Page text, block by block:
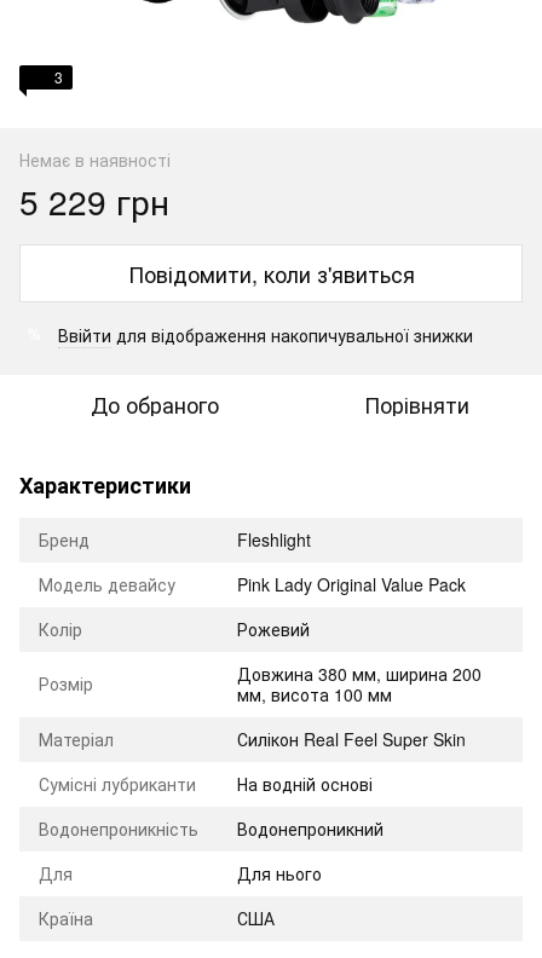
3
Немає в наявності
5 229 грн
Повідомити, коли з'явиться
Ввійти для відображення накопичувальної знижки
До обраного Порівняти
Характеристики
Бренд
Fleshlight
Модель девайсу
Pink Lady Original Value Pack
Колір
Рожевий
Розмір
Довжина 380 мм, ширина 200
мм, висота 100 мм
Матеріал
Силікон Real Feel Super Skin
Сумісні лубриканти
На водній основі
Водонепроникність
Водонепроникний
Для
Для нього
Країна
США